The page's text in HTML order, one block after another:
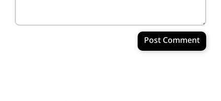
Post Comment